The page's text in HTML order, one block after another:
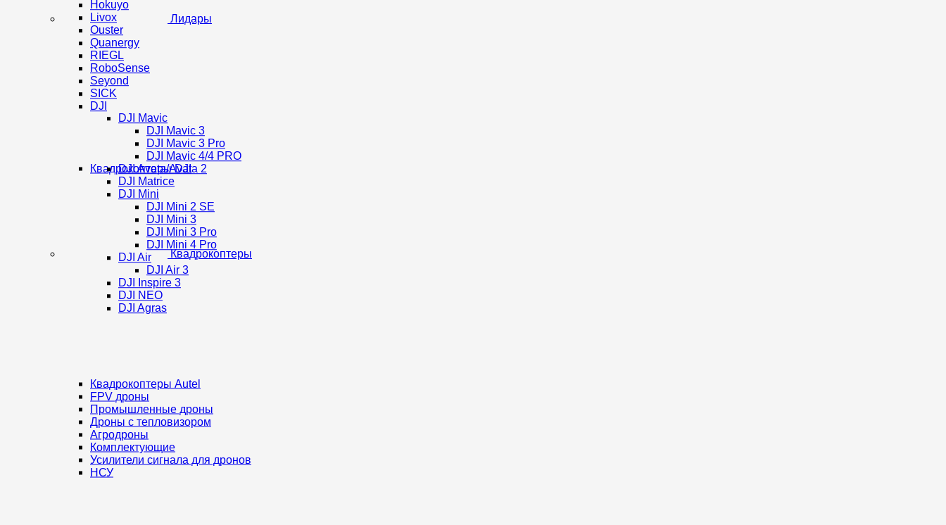
Лидары
Hokuyo
Livox
Ouster
Quanergy
RIEGL
RoboSense
Seyond
SICK
DJI
Квадрокоптеры
Квадрокоптеры DJI
DJI Mavic
DJI Mavic 3
DJI Mavic 3 Pro
DJI Mavic 4/4 PRO
DJI Avata/Avata 2
DJI Matrice
DJI Mini
DJI Mini 2 SE
DJI Mini 3
DJI Mini 3 Pro
DJI Mini 4 Pro
DJI Air
DJI Air 3
DJI Inspire 3
DJI NEO
DJI Agras
Квадрокоптеры Autel
FPV дроны
Промышленные дроны
Дроны с тепловизором
Агродроны
Комплектующие
Усилители сигнала для дронов
НСУ